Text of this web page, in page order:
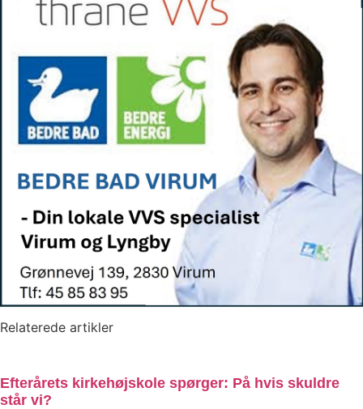
Relaterede artikler
Efterårets kirkehøjskole spørger: På hvis skuldre
står vi?